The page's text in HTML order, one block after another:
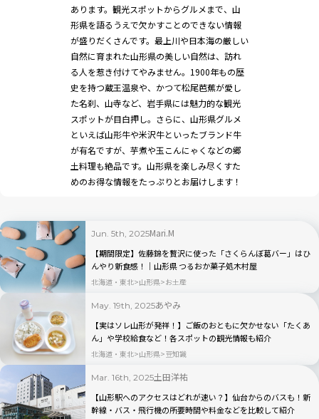
あります。観光スポットからグルメまで、山
形県を語るうえで欠かすことのできない情報
が盛りだくさんです。最上川や日本海の厳しい
自然に育まれた山形県の美しい自然は、訪れ
る人を惹き付けてやみません。1900年もの歴
史を持つ蔵王温泉や、かつて松尾芭蕉が愛し
た名刹、山寺など、岩手県には魅力的な観光
スポットが目白押し。さらに、山形県グルメ
といえば山形牛や米沢牛といったブランド牛
が有名ですが、芋煮や玉こんにゃくなどの郷
土料理も絶品です。山形県を楽しみ尽くすた
めのお得な情報をたっぷりとお届けします！
Jun. 5th, 2025Mari.M
【期間限定】佐藤錦を贅沢に使った「さくらんぼ葛バー」はひ
んやり新食感！｜山形県 つるおか菓子処木村屋
北海道・東北 山形県 お土産
May. 19th, 2025あやみ
【実はソレ山形が発祥！】ご飯のおともに欠かせない「たくあ
ん」や学校給食など！各スポットの観光情報も紹介
北海道・東北 山形県 豆知識
Mar. 16th, 2025土田洋祐
【山形駅へのアクセスはどれが速い？】仙台からのバスも！新
幹線・バス・飛行機の所要時間や料金などを比較して紹介